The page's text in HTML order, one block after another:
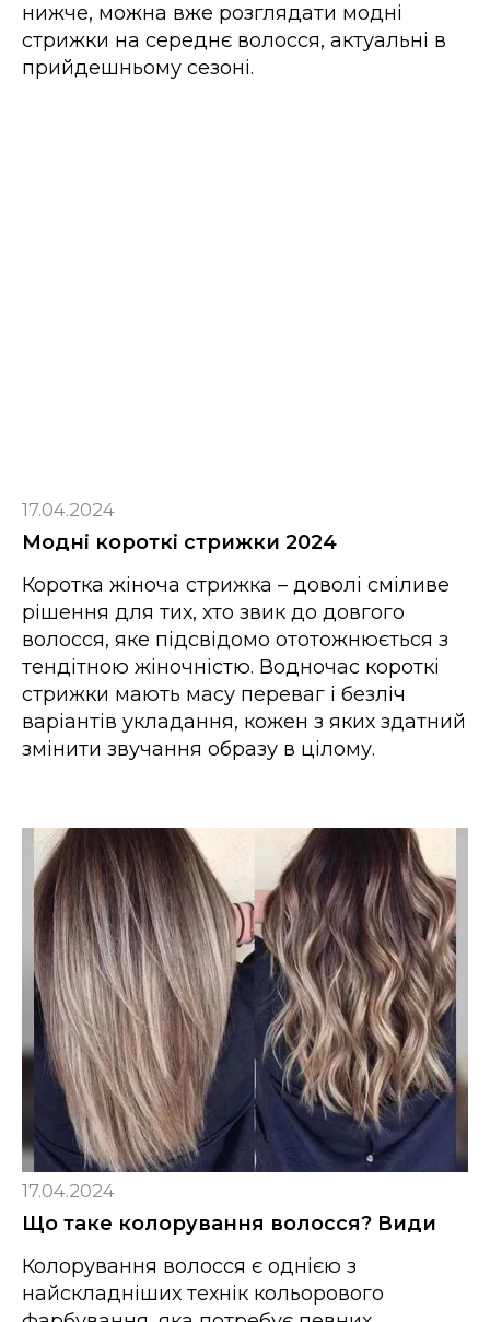
нижче, можна вже розглядати модні
стрижки на середнє волосся, актуальні в
прийдешньому сезоні.
17.04.2024
Модні короткі стрижки 2024
Коротка жіноча стрижка – доволі сміливе
рішення для тих, хто звик до довгого
волосся, яке підсвідомо ототожнюється з
тендітною жіночністю. Водночас короткі
стрижки мають масу переваг і безліч
варіантів укладання, кожен з яких здатний
змінити звучання образу в цілому.
17.04.2024
Що таке колорування волосся? Види
Колорування волосся є однією з
найскладніших технік кольорового